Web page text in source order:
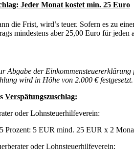
Jeder Monat kostet min. 25 Euro
die Frist, wird’s teuer. Sofern es zu
mindestens aber 25,00 Euro für jeden
Abgabe der
wird in Höhe von 2.000 € festgesetzt.
Verspätungszuschlag:
oder Lohnsteuerhilfeverein:
Prozent: 5 EUR mind. 25 EUR x 2
oder Lohnsteuerhilfeverein: